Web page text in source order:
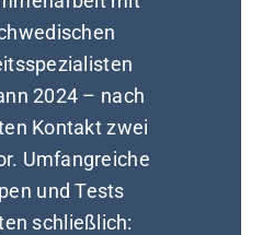
2024 – nach
Kontakt zwei
Umfangreiche
und Tests
schließlich: